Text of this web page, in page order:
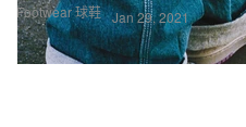
Footwear 球鞋 Jan 29, 2021